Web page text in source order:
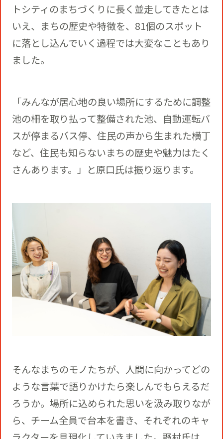
トシティのまちづくりに長く並走してきたとは
いえ、まちの歴史や特徴を、81個のスポット
に落とし込んでいく過程では大変なこともあり
ました。
「みんなが居心地の良い場所にするために調整
池の柵を取り払って整備された池、自動運転バ
スが停まるバス停、住民の声から生まれた横丁
など、住民も知らないまちの歴史や魅力はたく
さんあります。」と原口氏は振り返ります。
そんなまちのモノたちが、人間に向かってどの
ような言葉で語りかけたら楽しんでもらえるだ
ろうか。場所に込められた思いを汲み取りなが
ら、チーム全員で台本を書き、それぞれのキャ